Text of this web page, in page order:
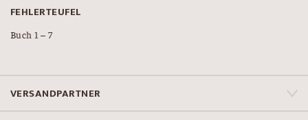
FEHLERTEUFEL
Buch 1 – 7
VERSANDPARTNER